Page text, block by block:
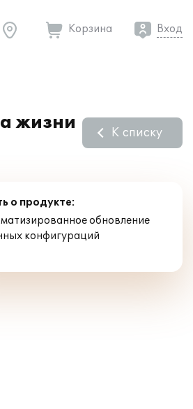
Корзина Вход
жизни
К списку
о продукте:
обновление
конфигураций